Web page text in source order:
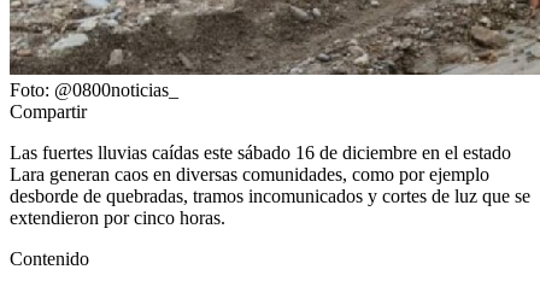
Foto: @0800noticias_
Compartir
Las fuertes lluvias caídas este sábado 16 de diciembre en el estado
Lara generan caos en diversas comunidades, como por ejemplo
desborde de quebradas, tramos incomunicados y cortes de luz que se
extendieron por cinco horas.
Contenido